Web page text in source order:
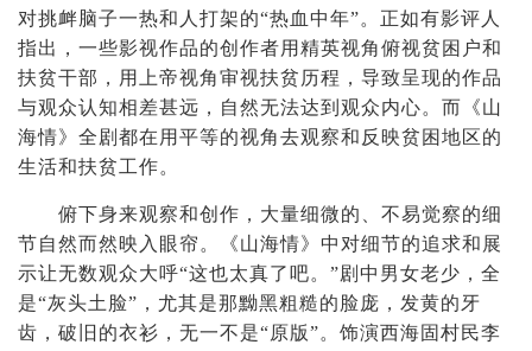
对挑衅脑子一热和人打架的“热血中年”。正如有影评人
指出，一些影视作品的创作者用精英视角俯视贫困户和
扶贫干部，用上帝视角审视扶贫历程，导致呈现的作品
与观众认知相差甚远，自然无法达到观众内心。而《山
海情》全剧都在用平等的视角去观察和反映贫困地区的
生活和扶贫工作。
俯下身来观察和创作，大量细微的、不易觉察的细
节自然而然映入眼帘。《山海情》中对细节的追求和展
示让无数观众大呼“这也太真了吧。”剧中男女老少，全
是“灰头土脸”，尤其是那黝黑粗糙的脸庞，发黄的牙
齿，破旧的衣衫，无一不是“原版”。饰演西海固村民李